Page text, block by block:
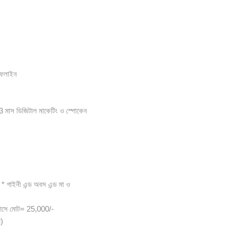
ডিজিটাল মাকেটিং ও স্পোকেন
গাইনী এন্ড অবস এন্ড মা ও
মোট= 25,000/-